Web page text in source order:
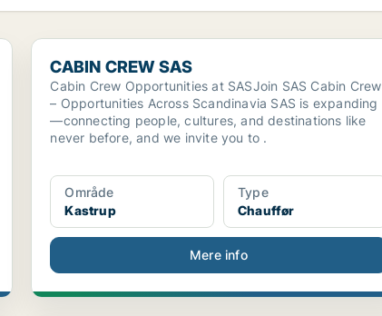
CABIN CREW SAS
CABIN CREW SAS
Cabin Crew Opportunities at SASJoin SAS Cabin Crew
– Opportunities Across Scandinavia SAS is expanding
—connecting people, cultures, and destinations like
never before, and we invite you to .
Område
Kastrup
Type
Chauffør
Mere info